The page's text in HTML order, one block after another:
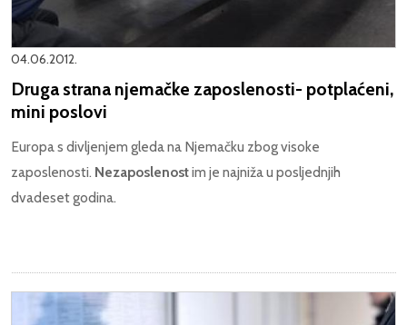
04.06.2012.
Druga strana njemačke zaposlenosti- potplaćeni,
mini poslovi
Europa s divljenjem gleda na Njemačku zbog visoke
zaposlenosti. Nezaposlenostim je najniža u posljednjih
dvadeset godina.